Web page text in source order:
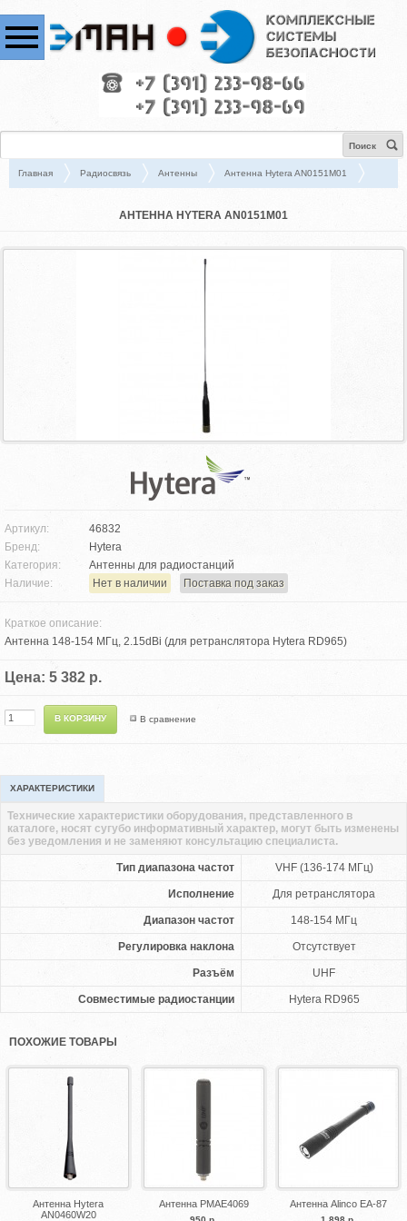
Поиск
Главная Радиосвязь Антенны Антенна Hytera AN0151M01
АНТЕННА HYTERA AN0151M01
Артикул:
46832
Бренд:
Hytera
Категория:
Антенны для радиостанций
Наличие:
Нет в наличии Поставка под заказ
Краткое описание:
Антенна 148-154 МГц, 2.15dBi (для ретранслятора Hytera RD965)
Цена: 5 382 р.
В сравнение
ХАРАКТЕРИСТИКИ
Тип диапазона частот VHF (136-174 МГц)
Исполнение Для ретранслятора
Диапазон частот 148-154 МГц
Регулировка наклона Отсутствует
Разъём UHF
Совместимые радиостанции Hytera RD965
Технические характеристики оборудования, представленного в
каталоге, носят сугубо информативный характер, могут быть изменены
без уведомления и не заменяют консультацию специалиста.
ПОХОЖИЕ ТОВАРЫ
Антенна Hytera
AN0460W20
Антенна PMAE4069 Антенна Alinco EA-87